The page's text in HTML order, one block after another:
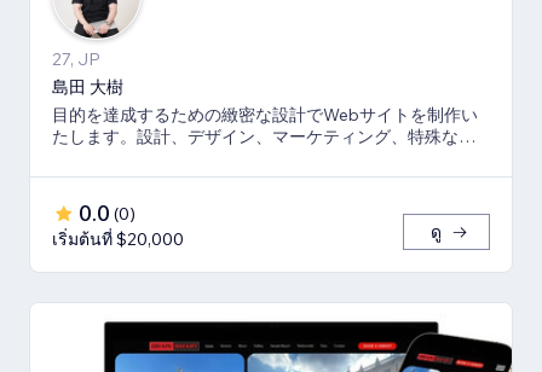
27, JP
島田 大樹
目的を達成するための緻密な設計でWebサイトを制作い
たします。設計、デザイン、マーケティング、特殊な機
0.0 (0)
เริ่มต้นที่ $20,000
ดู